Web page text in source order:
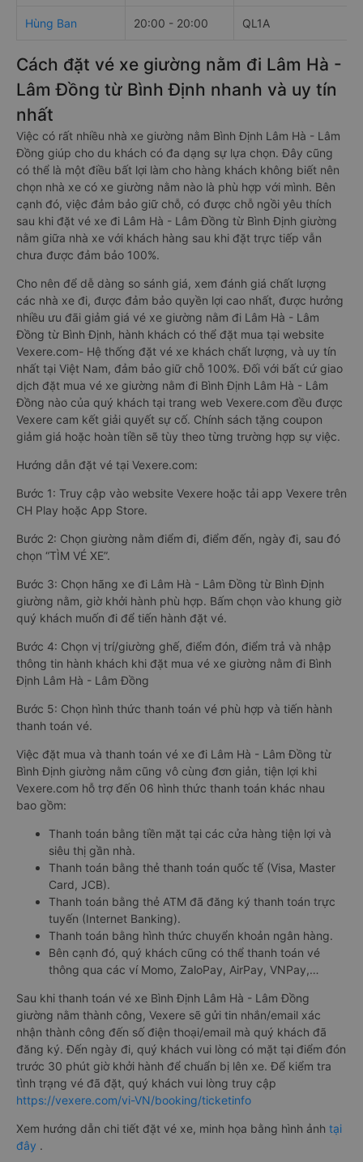
Hùng Ban 20:00 - 20:00 QL1A
Cách đặt vé xe giường nằm đi Lâm Hà -
Lâm Đồng từ Bình Định nhanh và uy tín
nhất
Việc có rất nhiều nhà xe giường nằm Bình Định Lâm Hà - Lâm
Đồng giúp cho du khách có đa dạng sự lựa chọn. Đây cũng
có thể là một điều bất lợi làm cho hàng khách không biết nên
chọn nhà xe có xe giường nằm nào là phù hợp với mình. Bên
cạnh đó, việc đảm bảo giữ chỗ, có được chỗ ngồi yêu thích
sau khi đặt vé xe đi Lâm Hà - Lâm Đồng từ Bình Định giường
nằm giữa nhà xe với khách hàng sau khi đặt trực tiếp vẫn
chưa được đảm bảo 100%.
Cho nên để dễ dàng so sánh giá, xem đánh giá chất lượng
các nhà xe đi, được đảm bảo quyền lợi cao nhất, được hưởng
nhiều ưu đãi giảm giá vé xe giường nằm đi Lâm Hà - Lâm
Đồng từ Bình Định, hành khách có thể đặt mua tại website
Vexere.com- Hệ thống đặt vé xe khách chất lượng, và uy tín
nhất tại Việt Nam, đảm bảo giữ chỗ 100%. Đối với bất cứ giao
dịch đặt mua vé xe giường nằm đi Bình Định Lâm Hà - Lâm
Đồng nào của quý khách tại trang web Vexere.com đều được
Vexere cam kết giải quyết sự cố. Chính sách tặng coupon
giảm giá hoặc hoàn tiền sẽ tùy theo từng trường hợp sự việc.
Hướng dẫn đặt vé tại Vexere.com:
Bước 1: Truy cập vào website Vexere hoặc tải app Vexere trên
CH Play hoặc App Store.
Bước 2: Chọn giường nằm điểm đi, điểm đến, ngày đi, sau đó
chọn “TÌM VÉ XE”.
Bước 3: Chọn hãng xe đi Lâm Hà - Lâm Đồng từ Bình Định
giường nằm, giờ khởi hành phù hợp. Bấm chọn vào khung giờ
quý khách muốn đi để tiến hành đặt vé.
Bước 4: Chọn vị trí/giường ghế, điểm đón, điểm trả và nhập
thông tin hành khách khi đặt mua vé xe giường nằm đi Bình
Định Lâm Hà - Lâm Đồng
Bước 5: Chọn hình thức thanh toán vé phù hợp và tiến hành
thanh toán vé.
Việc đặt mua và thanh toán vé xe đi Lâm Hà - Lâm Đồng từ
Bình Định giường nằm cũng vô cùng đơn giản, tiện lợi khi
Vexere.com hỗ trợ đến 06 hình thức thanh toán khác nhau
bao gồm:
Thanh toán bằng tiền mặt tại các cửa hàng tiện lợi và
siêu thị gần nhà.
Thanh toán bằng thẻ thanh toán quốc tế (Visa, Master
Card, JCB).
Thanh toán bằng thẻ ATM đã đăng ký thanh toán trực
tuyến (Internet Banking).
Thanh toán bằng hình thức chuyển khoản ngân hàng.
Bên cạnh đó, quý khách cũng có thể thanh toán vé
thông qua các ví Momo, ZaloPay, AirPay, VNPay,…
Sau khi thanh toán vé xe Bình Định Lâm Hà - Lâm Đồng
giường nằm thành công, Vexere sẽ gửi tin nhắn/email xác
nhận thành công đến số điện thoại/email mà quý khách đã
đăng ký. Đến ngày đi, quý khách vui lòng có mặt tại điểm đón
trước 30 phút giờ khởi hành để chuẩn bị lên xe. Để kiểm tra
tình trạng vé đã đặt, quý khách vui lòng truy cập
https://vexere.com/vi-VN/booking/ticketinfo
Xem hướng dẫn chi tiết đặt vé xe, minh họa bằng hình ảnh tại
đây .